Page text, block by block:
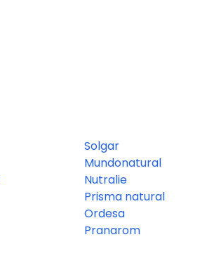
Solgar
Mundonatural
Nutralie
Prisma natural
Ordesa
Pranarom